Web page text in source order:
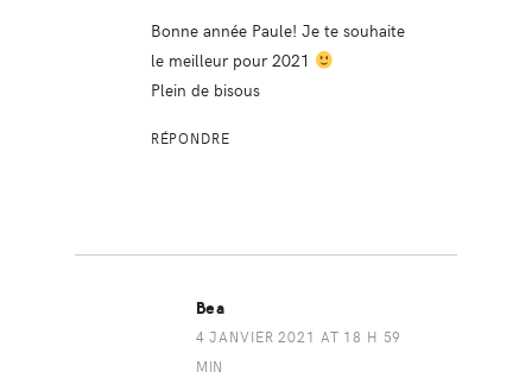
Bonne année Paule! Je te souhaite
le meilleur pour 2021
Plein de bisous
RÉPONDRE
Bea
4 JANVIER 2021 AT 18 H 59
MIN